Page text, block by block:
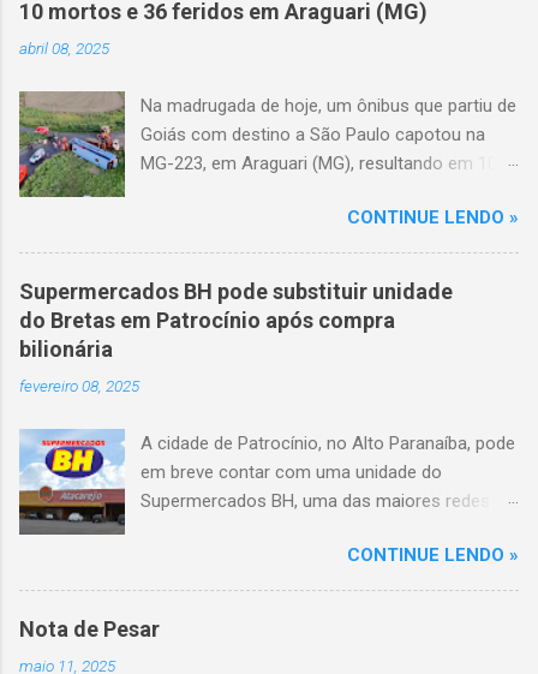
10 mortos e 36 feridos em Araguari (MG)
abril 08, 2025
Na madrugada de hoje, um ônibus que partiu de
Goiás com destino a São Paulo capotou na
MG-223, em Araguari (MG), resultando em 10
volta das 3h40, próximo ao trevo de Queixinho,
quando o motorista perdeu o controle do
veículo, atravessou o canteiro central e
capotou em uma alça de acesso. Entre as
vítimas fatais, há duas crianças de
CONTINUE LENDO »
Supermercados BH pode substituir unidade
do Bretas em Patrocínio após compra
bilionária
fevereiro 08, 2025
A cidade de Patrocínio, no Alto Paranaíba, pode
em breve contar com uma unidade do
Supermercados BH, uma das maiores redes do
o braço mineiro da rede Bretas por R$ 716
milhões, conforme anunciado na última sexta-
CONTINUE LENDO »
Nota de Pesar
maio 11, 2025